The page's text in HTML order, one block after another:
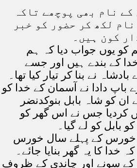
کے نام بھی پوچھے تاکہ
لکھ کر حضور کو خبر
کون ہیں۔
کو یوں جواب دیا کہ ہم
کے بندے ہیں اور جسے
نے بنا کر تیار کیا تھا۔
باپ دادا نے آسمان کے خدا کو
ان کو شاہ بابل بنوکدنضر
کردیا جس نے اس گھر کو
بابل کو لے گیا۔
خورس کے پہلے سال خورس
خدا کا یہ گھر بنایا جائے۔
کے سونے اور چاندی کے ظروف